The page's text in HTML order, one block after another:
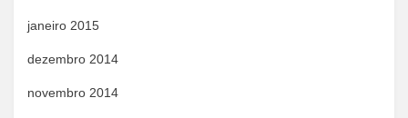
janeiro 2015
dezembro 2014
novembro 2014